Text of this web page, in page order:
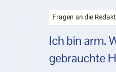
Fragen an die
Ich bin arm.
gebrauchte